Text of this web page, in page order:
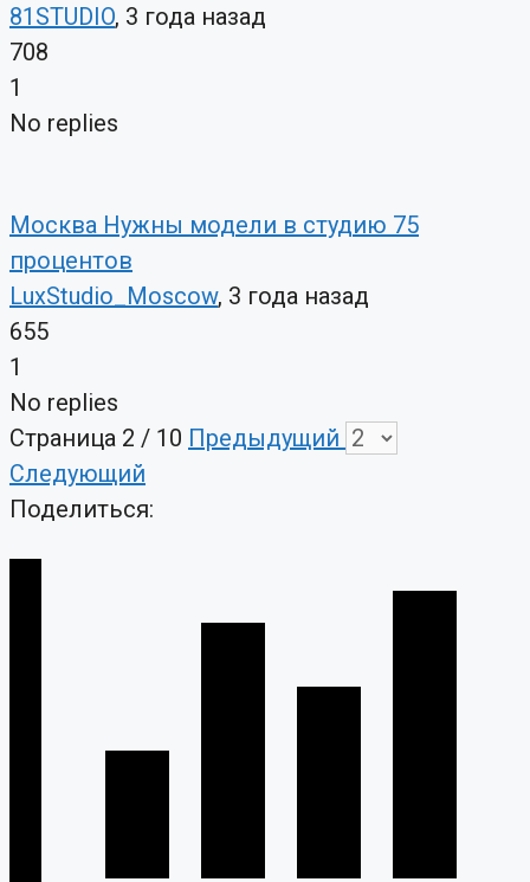
81STUDIO, 3 года назад
708
1
No replies
Москва Нужны модели в студию 75
процентов
LuxStudio_Moscow, 3 года назад
655
1
No replies
Страница 2 / 10 Предыдущий
Следующий
Поделиться: